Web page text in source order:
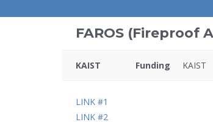
FAROS (Fireproof
KAIST Funding KAIST
LINK #1
LINK #2